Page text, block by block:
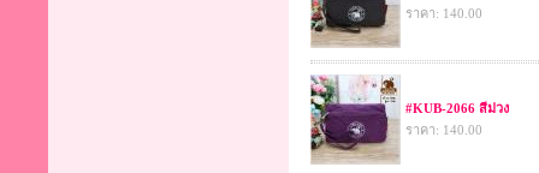
ราคา: 140.00
#KUB-2066 สีม่วง
ราคา: 140.00